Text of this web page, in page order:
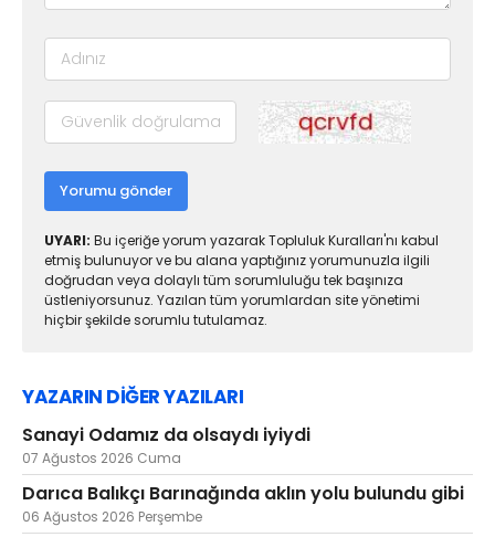
Yorumu gönder
UYARI: Bu içeriğe yorum yazarak Topluluk Kuralları'nı kabul
etmiş bulunuyor ve bu alana yaptığınız yorumunuzla ilgili
doğrudan veya dolaylı tüm sorumluluğu tek başınıza
üstleniyorsunuz. Yazılan tüm yorumlardan site yönetimi
hiçbir şekilde sorumlu tutulamaz.
YAZARIN DİĞER YAZILARI
Sanayi Odamız da olsaydı iyiydi
07 Ağustos 2026 Cuma
Darıca Balıkçı Barınağında aklın yolu bulundu gibi
06 Ağustos 2026 Perşembe